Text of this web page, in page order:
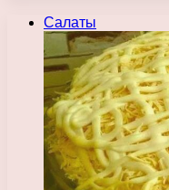
Салаты